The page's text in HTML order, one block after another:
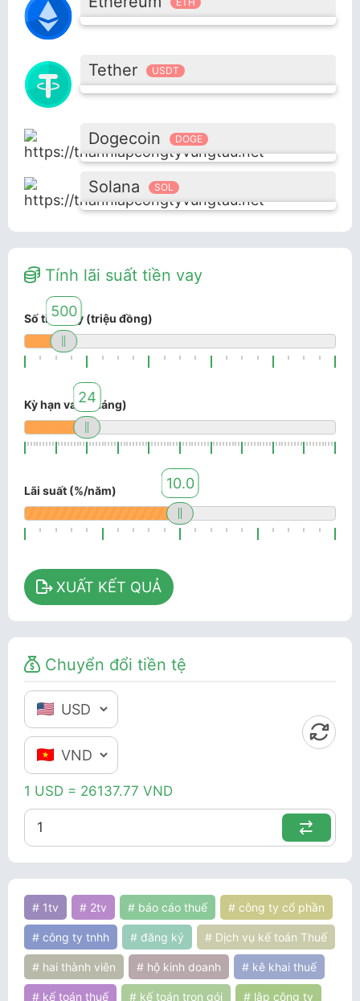
Tether USDT
Dogecoin DOGE
Solana SOL
Tính lãi suất tiền vay
Số tiền vay (triệu đồng)
500
Kỳ hạn vay (tháng)
24
Lãi suất (%/năm) 10.0
XUẤT KẾT QUẢ
Chuyển đổi tiền tệ
1 USD = 26137.77 VND
# 1tv # 2tv # báo cáo thuế # công ty cổ phần
# công ty tnhh # đăng ký # Dịch vụ kế toán Thuế
# hai thành viên # hộ kinh doanh # kê khai thuế
# kế toán thuế # kế toán trọn gói # lập công ty